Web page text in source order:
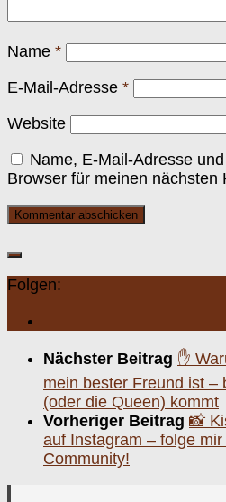
Name *
E-Mail-Adresse *
Website
Name, E-Mail-Adresse
Browser für meinen nächsten
Folgen:
Nächster Beitrag ✋
mein bester Freund ist –
(oder die Queen) kommt
Vorheriger Beitrag 📸
auf Instagram – folge
Community!